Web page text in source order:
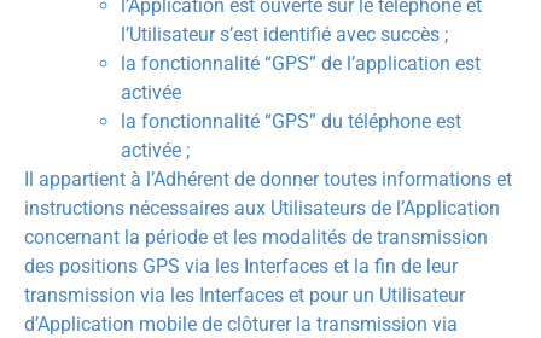
l’Application est ouverte sur le téléphone et
l’Utilisateur s’est identifié avec succès ;
la fonctionnalité “GPS” de l’application est
activée
la fonctionnalité “GPS” du téléphone est
activée ;
Il appartient à l’Adhérent de donner toutes informations et
instructions nécessaires aux Utilisateurs de l’Application
concernant la période et les modalités de transmission
des positions GPS via les Interfaces et la fin de leur
transmission via les Interfaces et pour un Utilisateur
d’Application mobile de clôturer la transmission via